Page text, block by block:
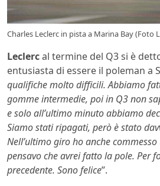
Charles Leclerc in pista a Marina Bay (Foto
Leclercal termine del Q3 si è
entusiasta di essere il poleman a
qualifiche molto difficili. Abbiamo
gomme intermedie, poi in Q3 non
e solo all’ultimo minuto abbiamo
Siamo stati ripagati, però è stato
Nell’ultimo giro ho anche
pensavo che avrei fatto la pole. Per
precedente. Sono felice”.